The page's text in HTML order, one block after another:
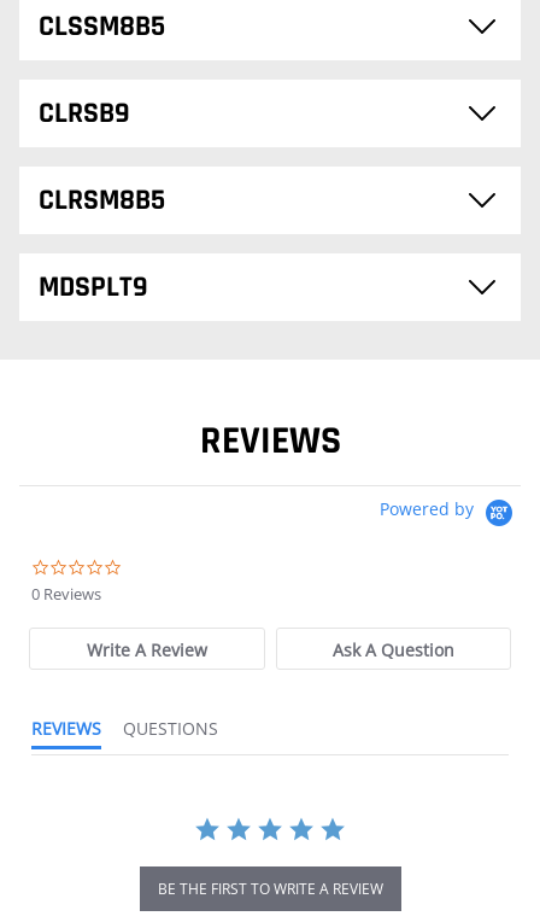
CLSSM8B5
CLRSB9
CLRSM8B5
MDSPLT9
REVIEWS
Powered by
0 Reviews
Write A Review Ask A Question
REVIEWS QUESTIONS
BE THE FIRST TO WRITE A REVIEW